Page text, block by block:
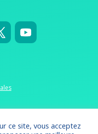
ce site, vous acceptez